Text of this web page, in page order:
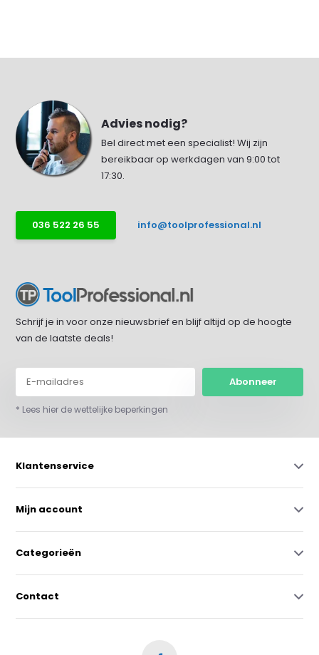
Advies nodig?
Bel direct met een specialist! Wij zijn
bereikbaar op werkdagen van 9:00 tot
17:30.
036 522 26 55 info@toolprofessional.nl
Schrijf je in voor onze nieuwsbrief en blijf altijd op de hoogte
van de laatste deals!
Abonneer
* Lees hier de wettelijke beperkingen
Klantenservice
Mijn account
Categorieën
Contact